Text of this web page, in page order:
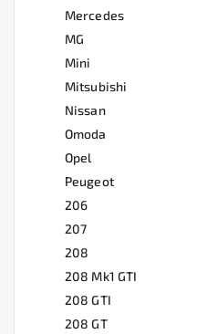
Mercedes
MG
Mini
Mitsubishi
Nissan
Omoda
Opel
Peugeot
206
207
208
208 Mk1 GTI
208 GTI
208 GT